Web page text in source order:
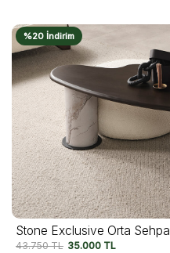
%20 İndirim
Stone Exclusive Orta Sehpa
43.750TL 35.000 TL